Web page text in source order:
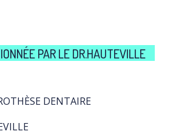
PAR LE DR.HAUTEVILLE
DENTAIRE